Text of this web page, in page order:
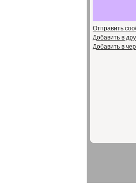
Отправить
Добавить в
Добавить в